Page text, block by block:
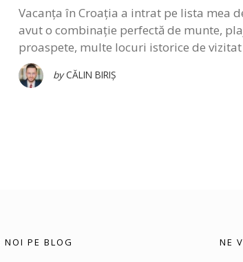
Vacanța în Croația a intrat pe lista mea
avut o combinație perfectă de munte,
proaspete, multe locuri istorice de
by CĂLIN BIRIȘ
NOI PE BLOG NE